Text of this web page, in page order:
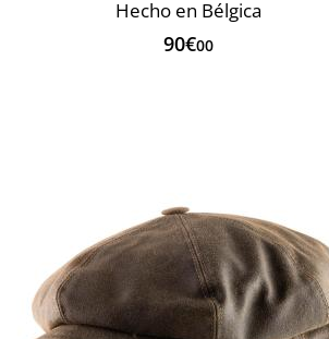
Hecho en Bélgica
90€00